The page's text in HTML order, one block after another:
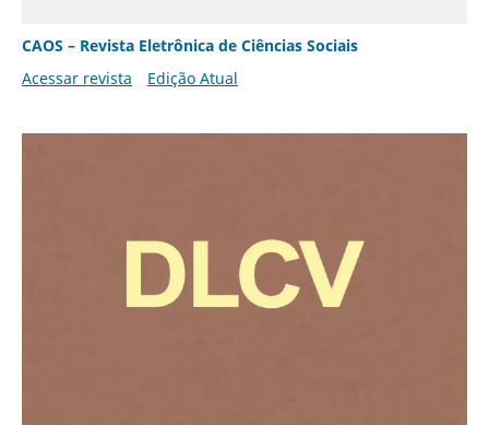
CAOS – Revista Eletrônica de Ciências Sociais
Acessar revista
Edição Atual